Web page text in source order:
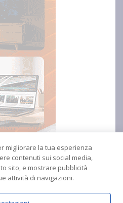
migliorare la tua esperienza
contenuti sui social media,
sito, e mostrare pubblicità
attività di navigazioni.